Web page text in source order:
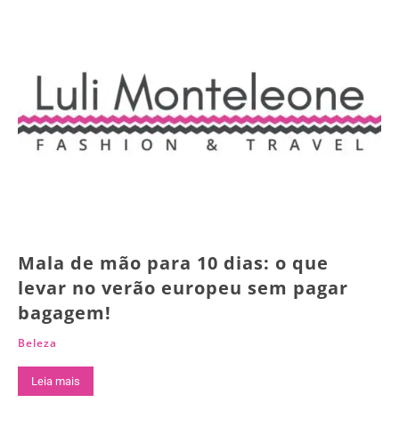
Mala de mão para 10 dias: o que
levar no verão europeu sem pagar
bagagem!
Beleza
Leia mais